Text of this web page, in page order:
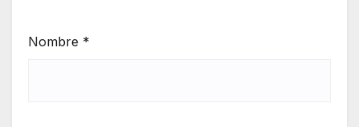
Nombre *